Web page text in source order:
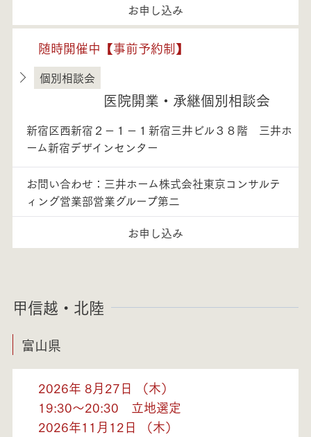
お申し込み
随時開催中【事前予約制】
東京都
個別相談会
医院開業・承継個別相談会
新宿区西新宿２－１－１新宿三井ビル３８階 三井ホ
ーム新宿デザインセンター
お問い合わせ：三井ホーム株式会社東京コンサルテ
ィング営業部営業グループ第二
お申し込み
甲信越・北陸
富山県
2026年 8月27日 （木）
19:30～20:30 立地選定
2026年11月12日 （木）